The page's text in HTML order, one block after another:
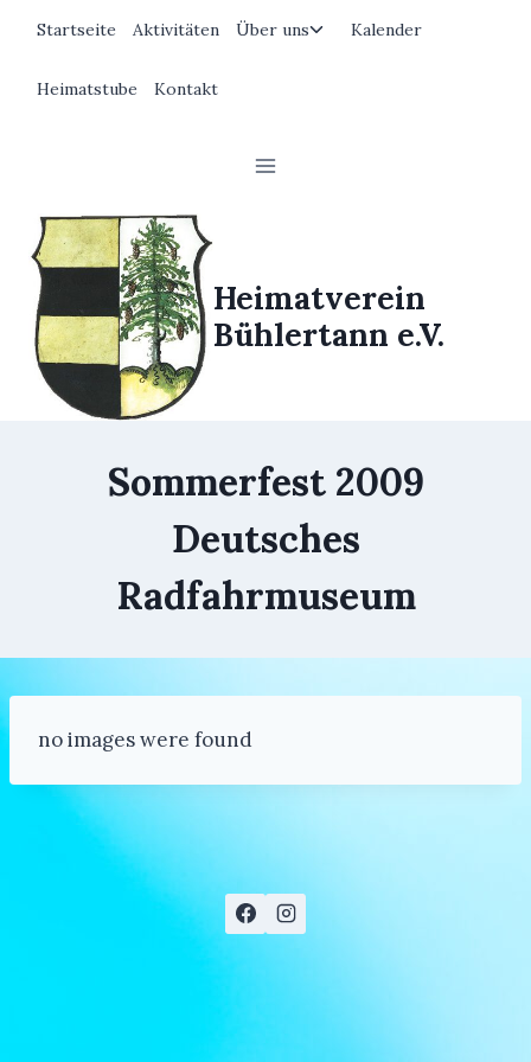
springen
Startseite Aktivitäten Über uns
Untermenü
Kalender
Heimatstube Kontakt
Heimatverein
Bühlertann e.V.
Sommerfest 2009
Deutsches
Radfahrmuseum
no images were found